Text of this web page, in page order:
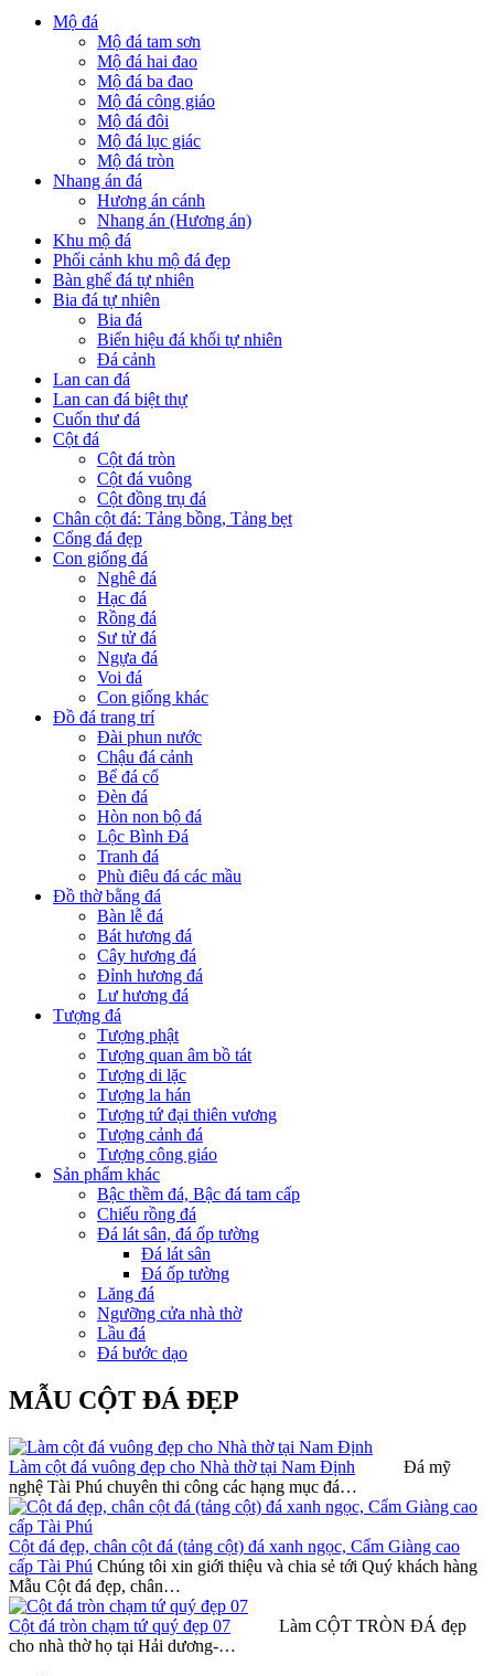
Mộ đá
Mộ đá tam sơn
Mộ đá hai đao
Mộ đá ba đao
Mộ đá công giáo
Mộ đá đôi
Mộ đá lục giác
Mộ đá tròn
Nhang án đá
Hương án cánh
Nhang án (Hương án)
Khu mộ đá
Phối cảnh khu mộ đá đẹp
Bàn ghế đá tự nhiên
Bia đá tự nhiên
Bia đá
Biển hiệu đá khối tự nhiên
Đá cảnh
Lan can đá
Lan can đá biệt thự
Cuốn thư đá
Cột đá
Cột đá tròn
Cột đá vuông
Cột đồng trụ đá
Chân cột đá: Tảng bồng, Tảng bẹt
Cổng đá đẹp
Con giống đá
Nghê đá
Hạc đá
Rồng đá
Sư tử đá
Ngựa đá
Voi đá
Con giống khác
Đồ đá trang trí
Đài phun nước
Chậu đá cảnh
Bể đá cổ
Đèn đá
Hòn non bộ đá
Lộc Bình Đá
Tranh đá
Phù điêu đá các mầu
Đồ thờ bằng đá
Bàn lễ đá
Bát hương đá
Cây hương đá
Đỉnh hương đá
Lư hương đá
Tượng đá
Tượng phật
Tượng quan âm bồ tát
Tượng di lặc
Tượng la hán
Tượng tứ đại thiên vương
Tượng cảnh đá
Tượng công giáo
Sản phẩm khác
Bậc thềm đá, Bậc đá tam cấp
Chiếu rồng đá
Đá lát sân, đá ốp tường
Đá lát sân
Đá ốp tường
Lăng đá
Ngưỡng cửa nhà thờ
Lầu đá
Đá bước dạo
MẪU CỘT ĐÁ ĐẸP
Làm cột đá vuông đẹp cho Nhà thờ tại Nam Định Đá mỹ
nghệ Tài Phú chuyên thi công các hạng mục đá…
Cột đá đẹp, chân cột đá (tảng cột) đá xanh ngọc, Cẩm Giàng cao
cấp Tài Phú Chúng tôi xin giới thiệu và chia sẻ tới Quý khách hàng
Mẫu Cột đá đẹp, chân…
Cột đá tròn chạm tứ quý đẹp 07 Làm CỘT TRÒN ĐÁ đẹp
cho nhà thờ họ tại Hải dương-…